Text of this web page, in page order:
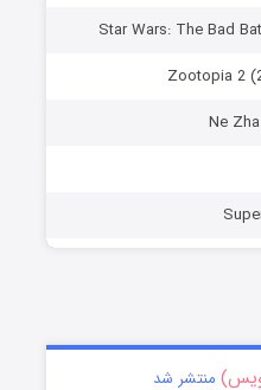
منتشر شد